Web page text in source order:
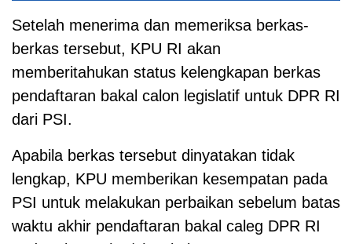
Setelah menerima dan memeriksa berkas-
berkas tersebut, KPU RI akan
memberitahukan status kelengkapan berkas
pendaftaran bakal calon legislatif untuk DPR RI
dari PSI.
Apabila berkas tersebut dinyatakan tidak
lengkap, KPU memberikan kesempatan pada
PSI untuk melakukan perbaikan sebelum batas
waktu akhir pendaftaran bakal caleg DPR RI